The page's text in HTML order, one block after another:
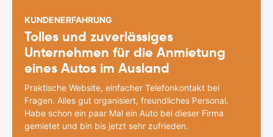
KUNDENERFAHRUNG
Tolles und zuverlässiges
Unternehmen für die Anmietung
eines Autos im Ausland
Praktische Website, einfacher Telefonkontakt bei
Fragen. Alles gut organisiert, freundliches Personal.
Habe schon ein paar Mal ein Auto bei dieser Firma
gemietet und bin bis jetzt sehr zufrieden.